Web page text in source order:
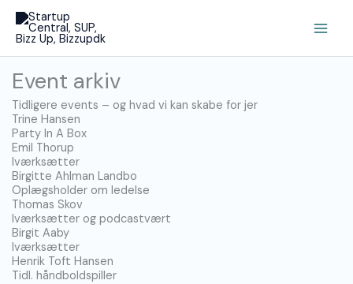
indholdet
Event arkiv
Tidligere events – og hvad vi kan skabe for jer
Trine Hansen
Party In A Box
Emil Thorup
Iværksætter
Birgitte Ahlman Landbo
Oplægsholder om ledelse
Thomas Skov
Iværksætter og podcastvært
Birgit Aaby
Iværksætter
Henrik Toft Hansen
Tidl. håndboldspiller